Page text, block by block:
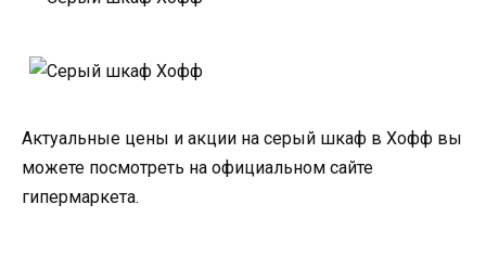
Актуальные цены и акции на серый шкаф в Хофф вы
можете посмотреть на официальном сайте
гипермаркета.